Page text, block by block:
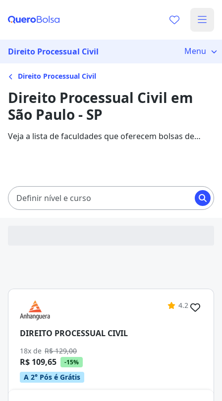
Direito Processual Civil Menu
Direito Processual Civil
Direito Processual Civil em
São Paulo - SP
Veja a lista de faculdades que oferecem bolsas de
Definir nível e curso
4.2
DIREITO PROCESSUAL CIVIL
18x de R$ 129,00
R$ 109,65 -15%
A 2° Pós é Grátis